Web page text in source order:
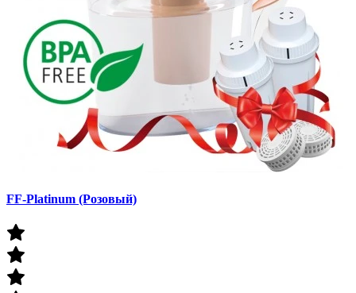
FF-Platinum (Розовый)